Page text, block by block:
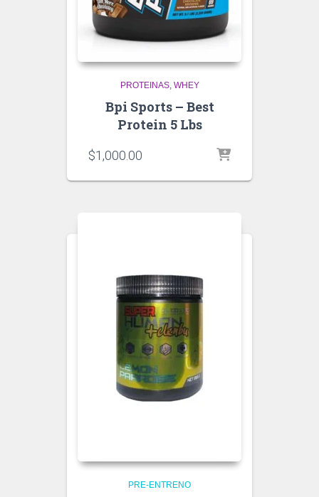
PROTEINAS WHEY
Bpi Sports – Best
Protein 5 Lbs
$1,000.00
PRE-ENTRENO